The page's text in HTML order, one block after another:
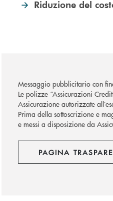
Riduzione del
Messaggio pubblicitario con
Le polizze “Assicurazioni
Assicurazione autorizzate
Prima della sottoscrizione e
e messi a disposizione da
PAGINA